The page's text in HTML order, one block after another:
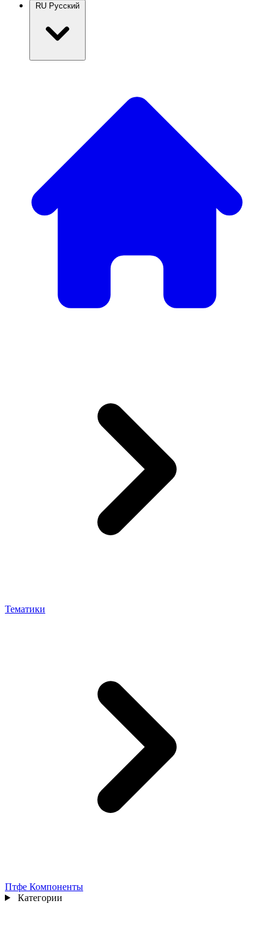
RU Русский
Тематики
Птфе Компоненты
Категории